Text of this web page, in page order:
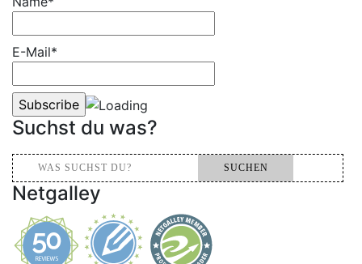
E-Mail*
Suchst du was?
Netgalley